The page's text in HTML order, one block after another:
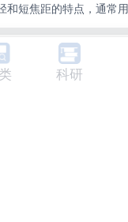
和短焦距的特点，通常
、投影应用或聚光照明
。非球面聚光透镜模压
进行研磨和抛光，提供
圆柱形透镜NBK-7
科研